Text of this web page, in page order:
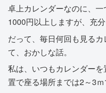
卓上カレンダーなのに、一
1000円以上しますが、充
だって、毎日何回も見る
て、おかしな話。
私は、いつもカレンダー
置で座る場所までは2～3ｍ